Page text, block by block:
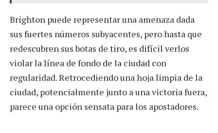
Brighton puede representar una amenaza dada
sus fuertes números subyacentes, pero hasta que
redescubren sus botas de tiro, es difícil verlos
violar la línea de fondo de la ciudad con
regularidad. Retrocediendo una hoja limpia de la
ciudad, potencialmente junto a una victoria fuera,
parece una opción sensata para los apostadores.